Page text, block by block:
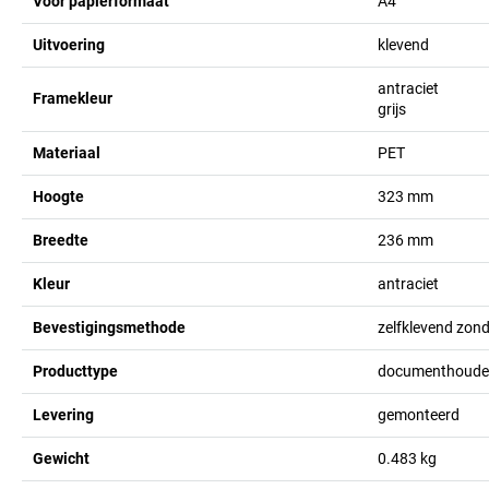
Uitvoering klevend
Framekleur
antraciet
grijs
Materiaal PET
Hoogte 323 mm
Breedte 236 mm
Kleur antraciet
Bevestigingsmethode zelfklevend
Producttype
Levering gemonteerd
Gewicht 0.483 kg